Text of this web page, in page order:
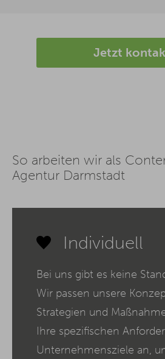
Jetzt
So arbeiten wir als
Agentur Darmstadt
Individuell
Bei uns gibt es keine
Wir passen unsere
Strategien und
Ihre spezifischen
Unternehmensziele an,